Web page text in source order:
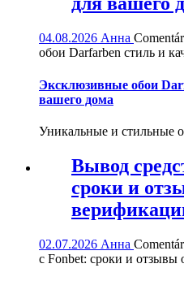
04.08.2026 Анна
обои Darfarben стиль и
Эксклюзивные обои
вашего дома
Уникальные и стильные
Вывод
сроки и
02.07.2026 Анна
с Fonbet: сроки и отзывы